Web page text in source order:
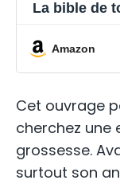
La bible de
Amazon
Cet ouvrage
cherchez une
grossesse.
surtout son